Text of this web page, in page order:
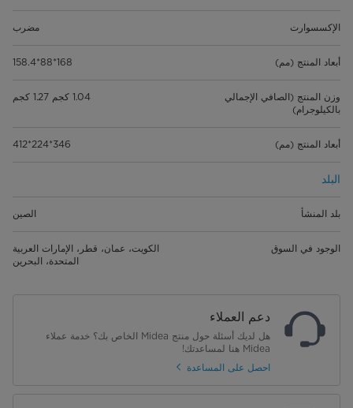
الإكسسوارت مضرب
أبعاد المنتج (مم)
وزن المنتج (الصافي الإجمالي
بالكيلوجرام)
أبعاد المنتج (مم)
البلد
بلد المنشأ الصين
الوجود في السوق
الكويت، عمان، قطر، الإمارات العربية
المتحدة، البحرين
دعم العملاء
هل لديك أسئلة حول منتج Midea الخاص بك؟ خدمة عملاء
Midea هنا لمساعدتك!
احصل على المساعدة